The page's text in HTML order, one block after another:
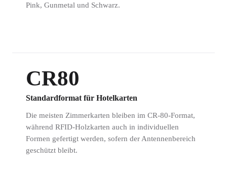
Pink, Gunmetal und Schwarz.
CR80
Standardformat für Hotelkarten
Die meisten Zimmerkarten bleiben im CR-80-Format,
während RFID-Holzkarten auch in individuellen
Formen gefertigt werden, sofern der Antennenbereich
geschützt bleibt.